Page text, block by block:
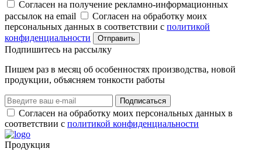
Согласен на получение рекламно-информационных
рассылок на email
Согласен на обработку моих
персональных данных в соответствии с политикой
конфиденциальности
Отправить
Подпишитеcь на рассылку
Пишем раз в месяц об особенностях производства, новой
продукции, объясняем тонкости работы
Подписаться
Согласен на обработку моих персональных данных в
соответствии с политикой конфиденциальности
Продукция